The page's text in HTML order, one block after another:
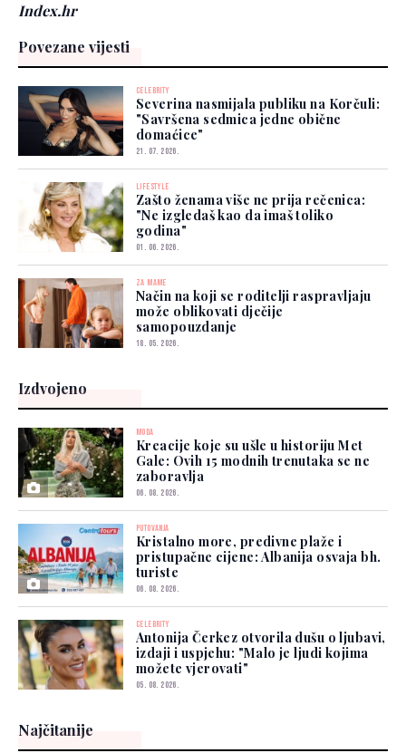
Index.hr
Povezane vijesti
CELEBRITY
Severina nasmijala publiku na Korčuli:
"Savršena sedmica jedne obične
domaćice"
21. 07. 2026.
LIFESTYLE
Zašto ženama više ne prija rečenica:
"Ne izgledaš kao da imaš toliko
godina"
01. 06. 2026.
ZA MAME
Način na koji se roditelji raspravljaju
može oblikovati dječije
samopouzdanje
18. 05. 2026.
Izdvojeno
MODA
Kreacije koje su ušle u historiju Met
Gale: Ovih 15 modnih trenutaka se ne
zaboravlja
06. 08. 2026.
PUTOVANJA
Kristalno more, predivne plaže i
pristupačne cijene: Albanija osvaja bh.
turiste
06. 08. 2026.
CELEBRITY
Antonija Čerkez otvorila dušu o ljubavi,
izdaji i uspjehu: "Malo je ljudi kojima
možete vjerovati"
05. 08. 2026.
Najčitanije